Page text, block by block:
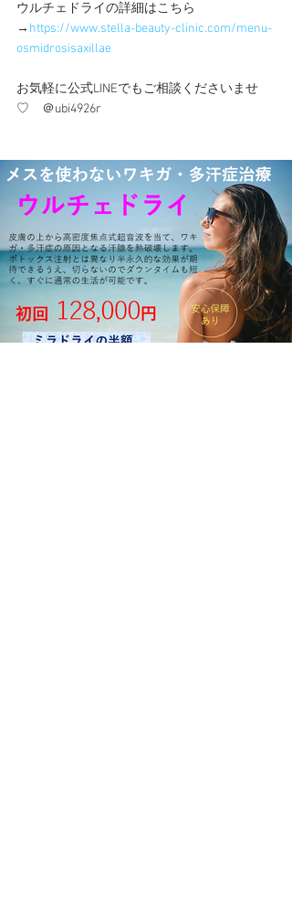
ウルチェドライの詳細はこちら
→ https://www.stella-beauty-clinic.com/menu-
osmidrosisaxillae
お気軽に公式LINEでもご相談くださいませ
♡　＠ubi4926r